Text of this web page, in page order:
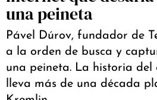
una peineta
Pável Dúrov, fundador de
a la orden de busca y
una peineta. La historia del
lleva más de una década